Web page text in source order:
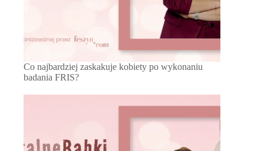
Co najbardziej zaskakuje kobiety po wykonaniu
badania FRIS?